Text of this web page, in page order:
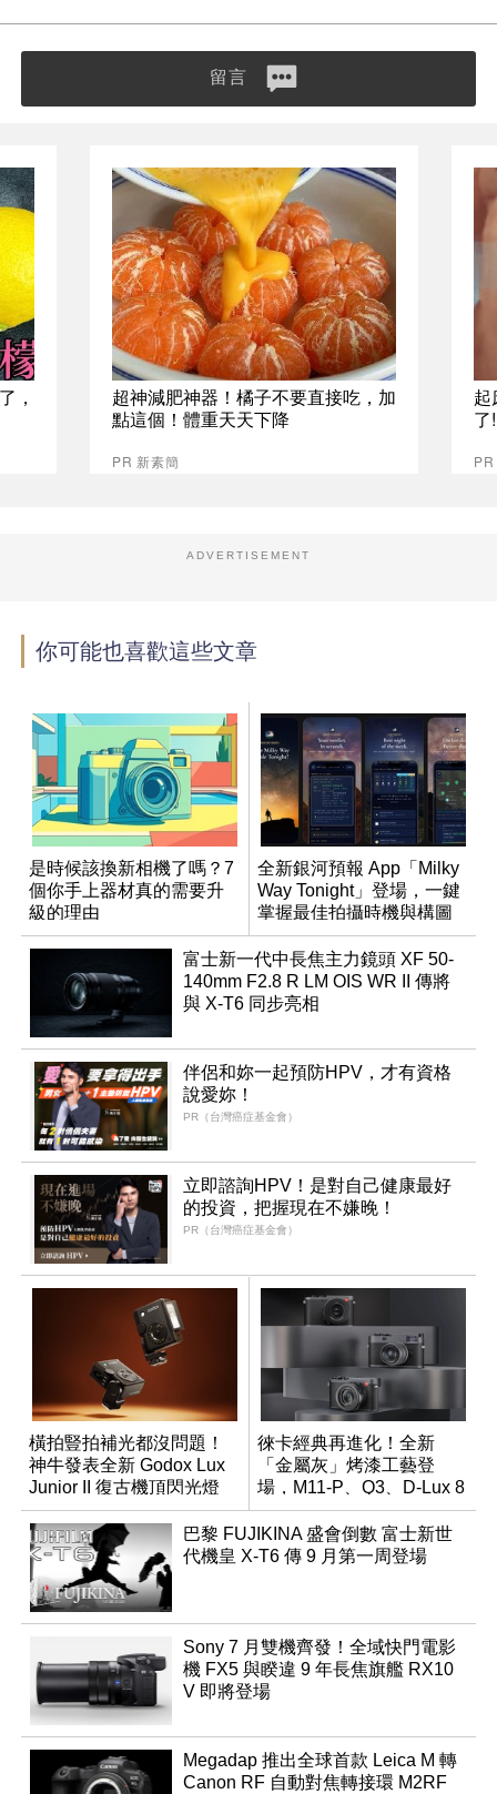
留言
，
超神減肥神器！橘子不要直接吃，加
點這個！體重天天下降
PR 新素簡
起
了
ADVERTISEMENT
你可能也喜歡這些文章
是時候該換新相機了嗎？7
個你手上器材真的需要升
級的理由
全新銀河預報 App「Milky
Way Tonight」登場，一鍵
掌握最佳拍攝時機與構圖
富士新一代中長焦主力鏡頭 XF 50-
140mm F2.8 R LM OIS WR II 傳將
與 X-T6 同步亮相
伴侶和妳一起預防HPV，才有資格
說愛妳！
PR（台灣癌症基金會）
立即諮詢HPV！是對自己健康最好
的投資，把握現在不嫌晚！
PR（台灣癌症基金會）
橫拍豎拍補光都沒問題！
神牛發表全新 Godox Lux
Junior II 復古機頂閃光燈
徠卡經典再進化！全新
「金屬灰」烤漆工藝登
場，M11-P、Q3、D-Lux 8
領銜換裝
巴黎 FUJIKINA 盛會倒數 富士新世
代機皇 X-T6 傳 9 月第一周登場
Sony 7 月雙機齊發！全域快門電影
機 FX5 與睽違 9 年長焦旗艦 RX10
V 即將登場
Megadap 推出全球首款 Leica M 轉
Canon RF 自動對焦轉接環 M2RF